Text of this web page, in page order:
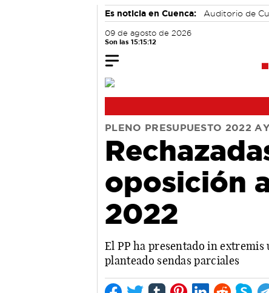
Es noticia en Cuenca: Auditorio de
09 de agosto de 2026
Son las 15:15:13
PLENO PRESUPUESTO 2022
oposición
2022
El PP ha presentado in
planteado sendas parciales